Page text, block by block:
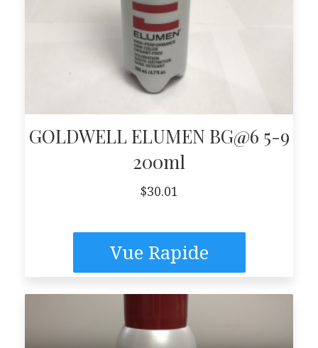
GOLDWELL ELUMEN BG@6 5-9
200ml
$30.01
Vue Rapide